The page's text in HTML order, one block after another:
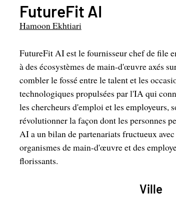
FutureFit AI
Hamoon Ekhtiari
FutureFit AI est le fournisseur chef de file
à des écosystèmes de main-d'œuvre axés
combler le fossé entre le talent et les
technologiques propulsées par l'IA qui
les chercheurs d'emploi et les employeurs,
révolutionner la façon dont les personnes
AI a un bilan de partenariats fructueux
organismes de main-d'œuvre et des
florissants.
Ville